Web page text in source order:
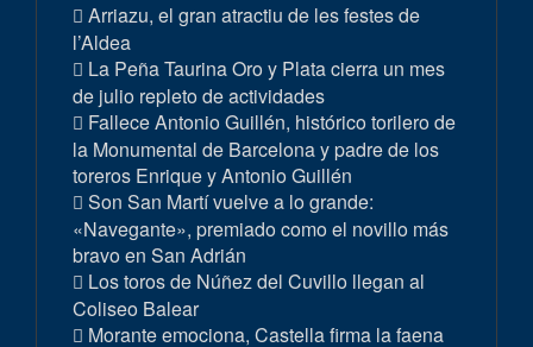
Arriazu, el gran atractiu de les festes de
l’Aldea
La Peña Taurina Oro y Plata cierra un mes
de julio repleto de actividades
Fallece Antonio Guillén, histórico torilero de
la Monumental de Barcelona y padre de los
toreros Enrique y Antonio Guillén
Son San Martí vuelve a lo grande:
«Navegante», premiado como el novillo más
bravo en San Adrián
Los toros de Núñez del Cuvillo llegan al
Coliseo Balear
Morante emociona, Castella firma la faena